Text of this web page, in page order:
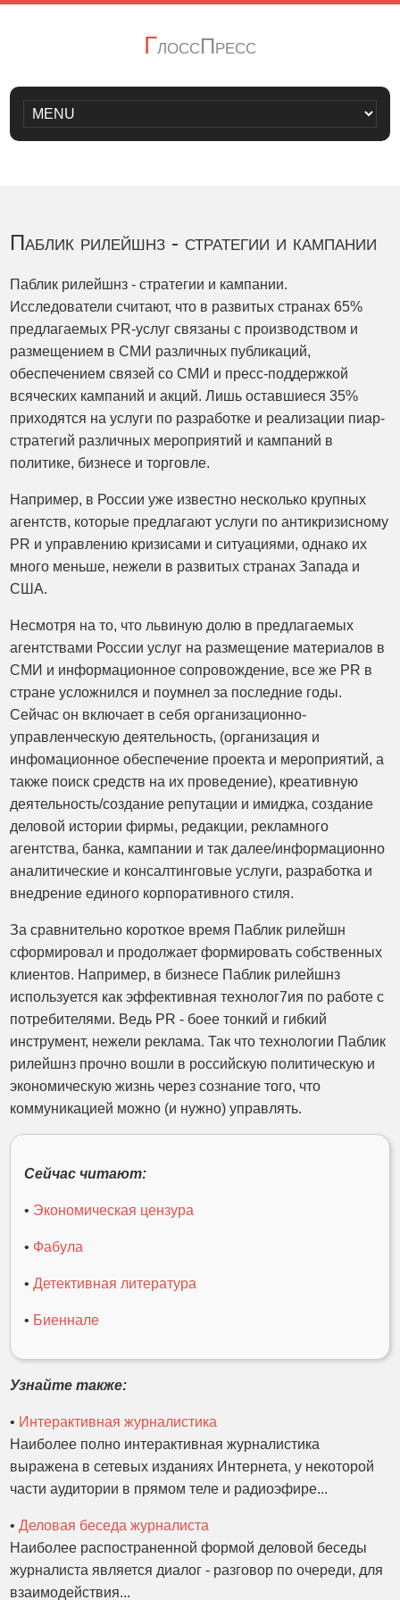
ГлоссПресс
Паблик рилейшнз - стратегии и кампании
Паблик рилейшнз - стратегии и кампании.
Исследователи считают, что в развитых странах 65%
предлагаемых PR-услуг связаны с производством и
размещением в СМИ различных публикаций,
обеспечением связей со СМИ и пресс-поддержкой
всяческих кампаний и акций. Лишь оставшиеся 35%
приходятся на услуги по разработке и реализации пиар-
стратегий различных мероприятий и кампаний в
политике, бизнесе и торговле.
Например, в России уже известно несколько крупных
агентств, которые предлагают услуги по антикризисному
PR и управлению кризисами и ситуациями, однако их
много меньше, нежели в развитых странах Запада и
США.
Несмотря на то, что львиную долю в предлагаемых
агентствами России услуг на размещение материалов в
СМИ и информационное сопровождение, все же PR в
стране усложнился и поумнел за последние годы.
Сейчас он включает в себя организационно-
управленческую деятельность, (организация и
инфомационное обеспечение проекта и мероприятий, а
также поиск средств на их проведение), креативную
деятельность/создание репутации и имиджа, создание
деловой истории фирмы, редакции, рекламного
агентства, банка, кампании и так далее/информационно
аналитические и консалтинговые услуги, разработка и
внедрение единого корпоративного стиля.
За сравнительно короткое время Паблик рилейшн
сформировал и продолжает формировать собственных
клиентов. Например, в бизнесе Паблик рилейшнз
используется как эффективная технолог7ия по работе с
потребителями. Ведь PR - боее тонкий и гибкий
инструмент, нежели реклама. Так что технологии Паблик
рилейшнз прочно вошли в российскую политическую и
экономическую жизнь через сознание того, что
коммуникацией можно (и нужно) управлять.
Сейчас читают:
• Экономическая цензура
• Фабула
•Детективная литература
• Биеннале
Узнайте также:
• Интерактивная журналистика
Наиболее полно интерактивная журналистика
выражена в сетевых изданиях Интернета, у некоторой
части аудитории в прямом теле и радиоэфире...
•Деловая беседа журналиста
Наиболее распостраненной формой деловой беседы
журналиста является диалог - разговор по очереди, для
взаимодействия...